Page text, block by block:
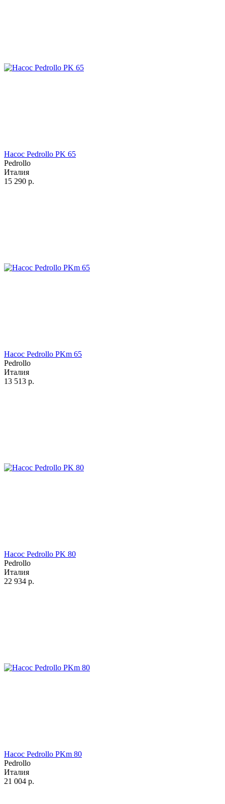
Насос Pedrollo PK 65
Pedrollo
Италия
15 290 р.
Насос Pedrollo PKm 65
Pedrollo
Италия
13 513 р.
Насос Pedrollo PK 80
Pedrollo
Италия
22 934 р.
Насос Pedrollo PKm 80
Pedrollo
Италия
21 004 р.